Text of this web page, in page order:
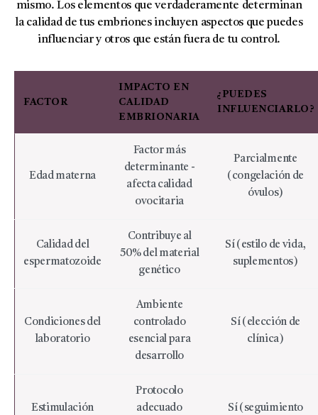
mismo. Los elementos que verdaderamente determinan
la calidad de tus embriones incluyen aspectos que puedes
influenciar y otros que están fuera de tu control.
FACTOR
IMPACTO EN
CALIDAD
EMBRIONARIA
¿PUEDES
INFLUENCIARLO?
Edad materna
Factor más
determinante -
afecta calidad
ovocitaria
Parcialmente
(congelación de
óvulos)
Calidad del
espermatozoide
Contribuye al
50% del material
genético
Sí (estilo de vida,
suplementos)
Condiciones del
laboratorio
Ambiente
controlado
esencial para
desarrollo
Sí (elección de
clínica)
Estimulación
Protocolo
adecuado
Sí (seguimiento